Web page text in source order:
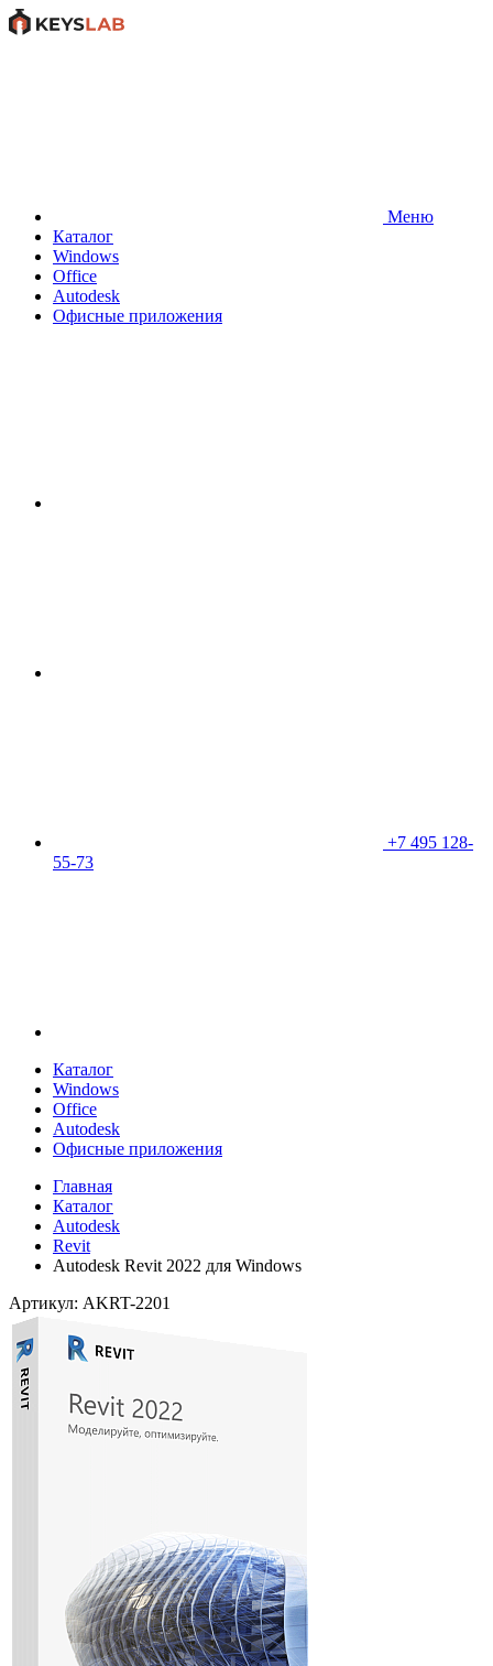
Меню
Каталог
Windows
Office
Autodesk
Офисные приложения
+7 495 128-
55-73
Каталог
Windows
Office
Autodesk
Офисные приложения
Главная
Каталог
Autodesk
Revit
Autodesk Revit 2022 для Windows
Артикул: AKRT-2201